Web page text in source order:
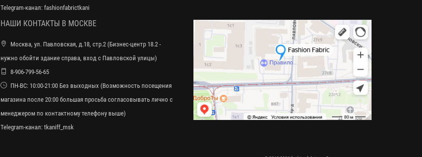
Telegram-канал: fashionfabrictkani
НАШИ КОНТАКТЫ В МОСКВЕ
Москва, ул. Павловская, д.18, стр.2 (Бизнес-центр 18.2 -
нужно обойти здание справа, вход с Павловской улицы)
8-906-799-56-65
ПН-ВС: 10:00-21:00 Без выходных (Возможность посещения
магазина после 20:00 большая просьба согласовывать лично с
менеджером по контактному телефону выше)
Telegram-канал: tkaniff_msk